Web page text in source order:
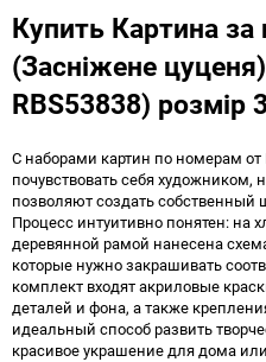
Купить Картина
(Засніжене
RBS53838) розмір
С наборами картин по номерам
почувствовать себя
позволяют создать собственный
Процесс интуитивно понятен: на
деревянной рамой нанесена
которые нужно закрашивать
комплект входят акриловые
деталей и фона, а также
идеальный способ развить
красивое украшение для дома